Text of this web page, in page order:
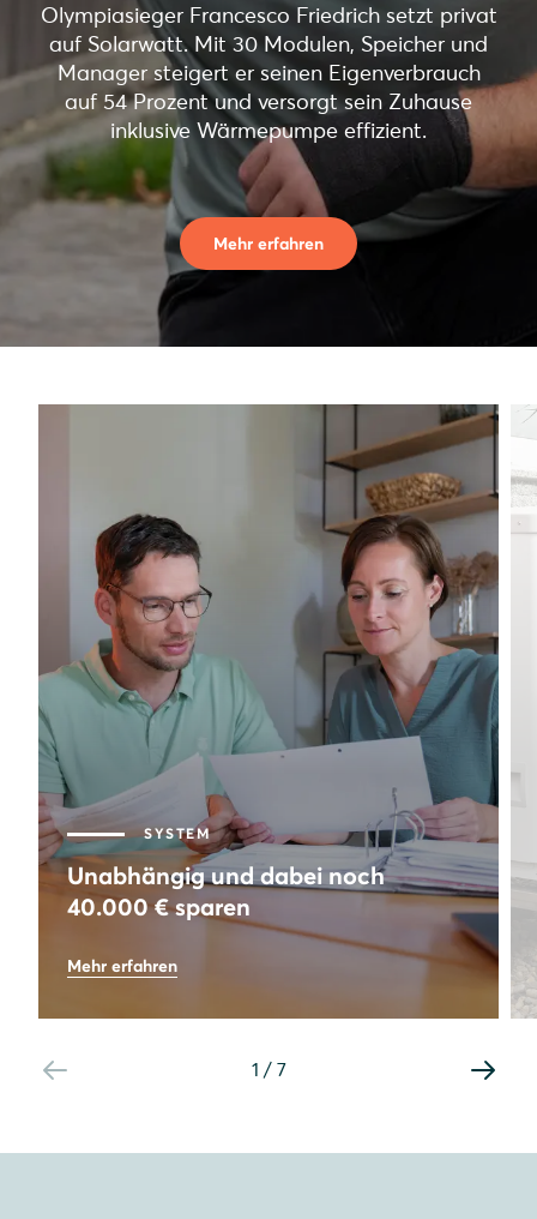
Olympiasieger Francesco Friedrich setzt privat
auf Solarwatt. Mit 30 Modulen, Speicher und
Manager steigert er seinen Eigenverbrauch
auf 54 Prozent und versorgt sein Zuhause
inklusive Wärmepumpe effizient.
Mehr erfahren
SYSTEM
Unabhängig und dabei noch
40.000 € sparen
Autarkie
8,64 kWp
Mehr erfahren
1 / 7